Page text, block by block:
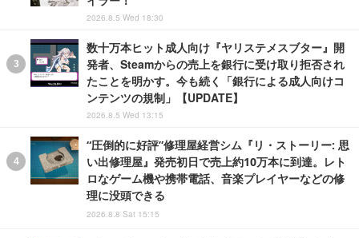
2026.8.5 Wed 18:30
数十万本ヒット成人向け『ヤリステメスブター』開
発者、Steamからの売上を銀行に受け取り拒否され
たことを明かす。今も続く「銀行による成人向けコ
ンテンツの規制」【UPDATE】
2026.8.5 Wed 13:15
“圧倒的に好評”修理屋経営シム『リ・ストーリー: 思
い出修理屋』発売初日で売上約10万本に到達。レト
ロなゲーム機や携帯電話、音楽プレイヤーなどの修
理に没頭できる
2026.8.8 Sat 15:15